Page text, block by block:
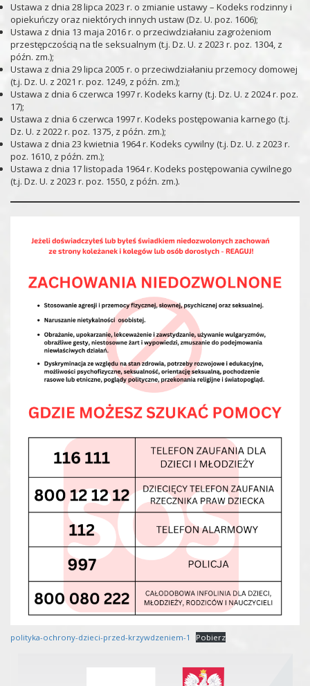
Ustawa z dnia 28 lipca 2023 r. o zmianie ustawy – Kodeks rodzinny i
opiekuńczy oraz niektórych innych ustaw (Dz. U. poz. 1606);
Ustawa z dnia 13 maja 2016 r. o przeciwdziałaniu zagrożeniom
przestępczością na tle seksualnym (t.j. Dz. U. z 2023 r. poz. 1304, z
późn. zm.);
Ustawa z dnia 29 lipca 2005 r. o przeciwdziałaniu przemocy domowej
(t.j. Dz. U. z 2021 r. poz. 1249, z późn. zm.);
Ustawa z dnia 6 czerwca 1997 r. Kodeks karny (t.j. Dz. U. z 2024 r. poz.
17);
Ustawa z dnia 6 czerwca 1997 r. Kodeks postępowania karnego (t.j.
Dz. U. z 2022 r. poz. 1375, z późn. zm.);
Ustawa z dnia 23 kwietnia 1964 r. Kodeks cywilny (t.j. Dz. U. z 2023 r.
poz. 1610, z późn. zm.);
Ustawa z dnia 17 listopada 1964 r. Kodeks postępowania cywilnego
(t.j. Dz. U. z 2023 r. poz. 1550, z późn. zm.).
polityka-ochrony-dzieci-przed-krzywdzeniem-1 Pobierz